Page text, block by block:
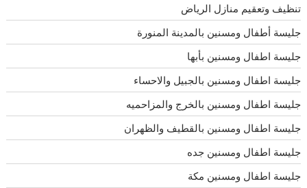
تنظيف وتعقيم منازل الرياض
جليسة أطفال ومسنين بالمدينة المنورة
جليسة اطفال ومسنين بأبها
جليسة اطفال ومسنين بالجبيل والاحساء
جليسة اطفال ومسنين بالخرج والمزاحميه
جليسة اطفال ومسنين بالقطيف والظهران
جليسة اطفال ومسنين جده
جليسة اطفال ومسنين مكة